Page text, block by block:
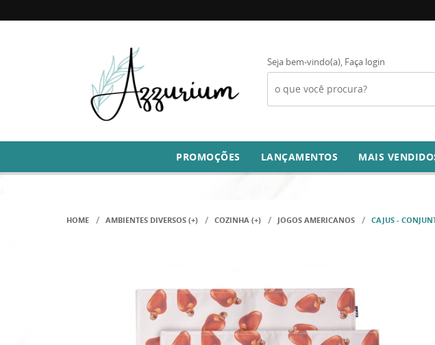
Seja bem-vindo(a), Faça login
PROMOÇÕES LANÇAMENTOS MAIS
HOME AMBIENTES DIVERSOS (+) COZINHA (+) JOGOS AMERICANOS CAJUS -